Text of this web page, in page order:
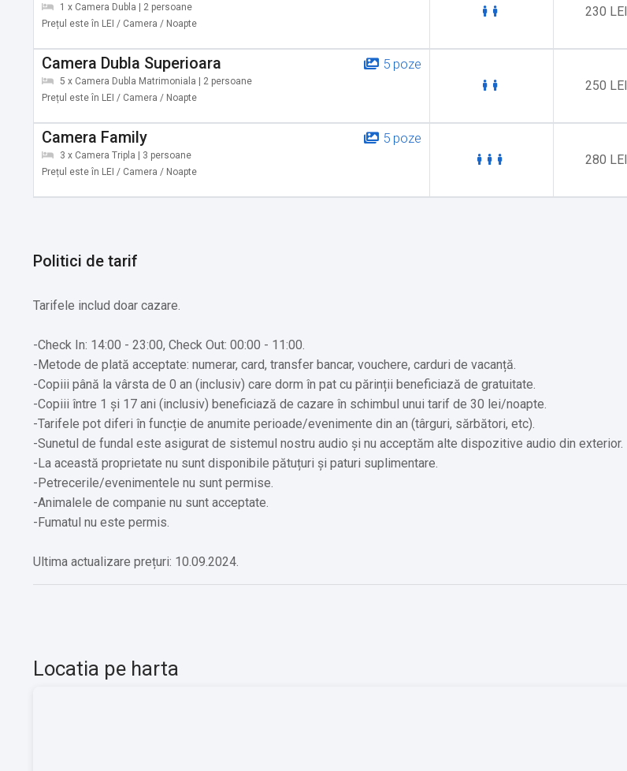
1 x Camera Dubla | 2 persoane
Prețul este în LEI / Camera / Noapte
230 LEI
5 poze
Camera Dubla Superioara
5 x Camera Dubla Matrimoniala | 2 persoane
Prețul este în LEI / Camera / Noapte
250 LEI
5 poze
Camera Family
3 x Camera Tripla | 3 persoane
Prețul este în LEI / Camera / Noapte
280 LEI
Politici de tarif
Tarifele includ doar cazare.
-Check In: 14:00 - 23:00, Check Out: 00:00 - 11:00.
-Metode de plată acceptate: numerar, card, transfer bancar, vouchere, carduri de vacanță.
-Copiii până la vârsta de 0 an (inclusiv) care dorm în pat cu părinții beneficiază de gratuitate.
-Copiii între 1 și 17 ani (inclusiv) beneficiază de cazare în schimbul unui tarif de 30 lei/noapte.
-Tarifele pot diferi în funcție de anumite perioade/evenimente din an (târguri, sărbători, etc).
-Sunetul de fundal este asigurat de sistemul nostru audio și nu acceptăm alte dispozitive audio din exterior.
-La această proprietate nu sunt disponibile pătuțuri și paturi suplimentare.
-Petrecerile/evenimentele nu sunt permise.
-Animalele de companie nu sunt acceptate.
-Fumatul nu este permis.
Ultima actualizare prețuri: 10.09.2024.
Locatia pe harta